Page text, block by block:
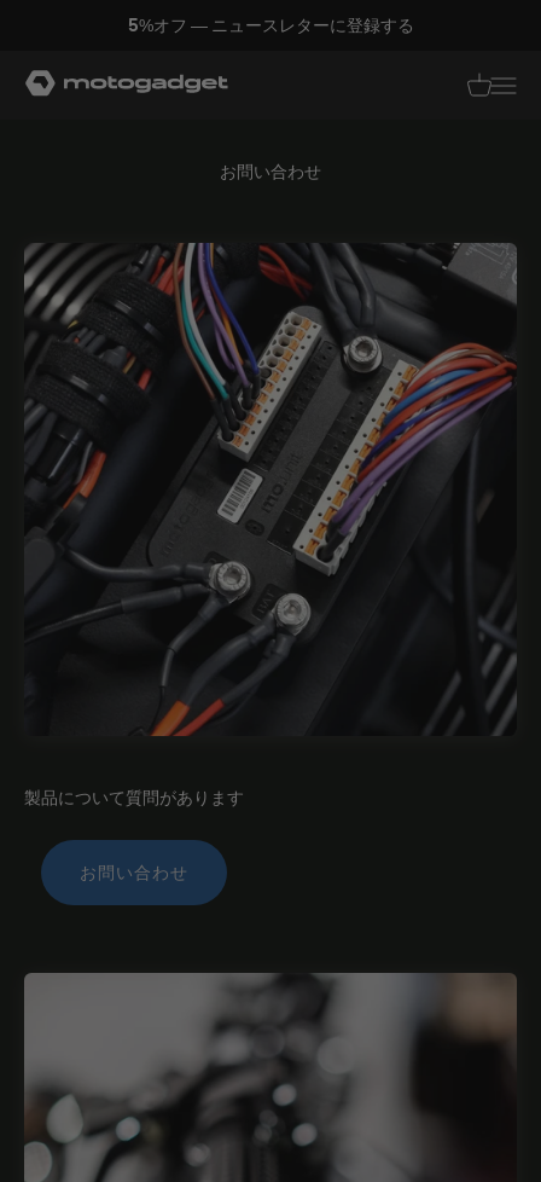
コンテンツへスキップ
5%オフ — ニュースレターに登録する
翻訳
モトガジェット社 翻訳があ
お問い合わせ
製品について質問があります
お問い合わせ